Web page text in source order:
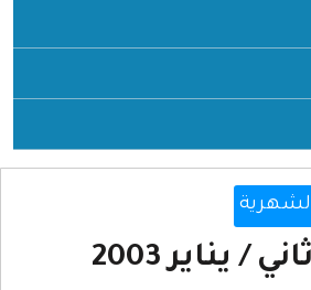
الشهرية
/ يناير 2003